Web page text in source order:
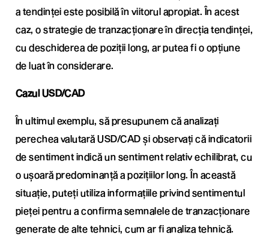
a tendinței este posibilă în viitorul apropiat. În acest
caz, o strategie de tranzacționare în direcția tendinței,
cu deschiderea de poziții long, ar putea fi o opțiune
de luat în considerare.
Cazul USD/CAD
În ultimul exemplu, să presupunem că analizați
perechea valutară USD/CAD și observați că indicatorii
de sentiment indică un sentiment relativ echilibrat, cu
o ușoară predominanță a pozițiilor long. În această
situație, puteți utiliza informațiile privind sentimentul
pieței pentru a confirma semnalele de tranzacționare
generate de alte tehnici, cum ar fi analiza tehnică.